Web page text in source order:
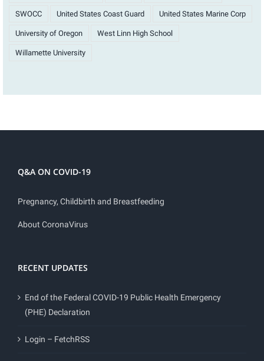
SWOCC United States Coast Guard United States Marine Corp
University of Oregon West Linn High School
Willamette University
Q&A ON COVID-19
Pregnancy, Childbirth and Breastfeeding
About CoronaVirus
RECENT UPDATES
End of the Federal COVID-19 Public Health Emergency
(PHE) Declaration
Login – FetchRSS